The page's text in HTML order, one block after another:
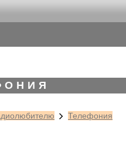
Телефония